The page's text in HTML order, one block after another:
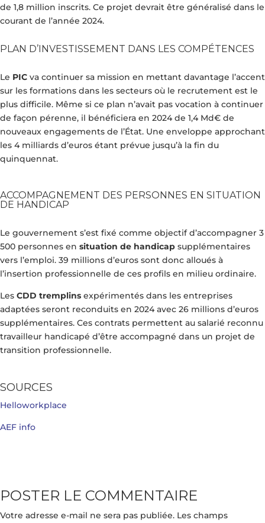
de 1,8 million inscrits. Ce projet devrait être généralisé dans le
courant de l’année 2024.
PLAN D’INVESTISSEMENT DANS LES COMPÉTENCES
Le PIC va continuer sa mission en mettant davantage l’accent
sur les formations dans les secteurs où le recrutement est le
plus difficile. Même si ce plan n’avait pas vocation à continuer
de façon pérenne, il bénéficiera en 2024 de 1,4 Md€ de
nouveaux engagements de l’État. Une enveloppe approchant
les 4 milliards d’euros étant prévue jusqu’à la fin du
quinquennat.
ACCOMPAGNEMENT DES PERSONNES EN SITUATION
DE HANDICAP
Le gouvernement s’est fixé comme objectif d’accompagner 3
500 personnes en situation de handicap supplémentaires
vers l’emploi. 39 millions d’euros sont donc alloués à
l’insertion professionnelle de ces profils en milieu ordinaire.
Les CDD tremplins expérimentés dans les entreprises
adaptées seront reconduits en 2024 avec 26 millions d’euros
supplémentaires. Ces contrats permettent au salarié reconnu
travailleur handicapé d’être accompagné dans un projet de
transition professionnelle.
SOURCES
Helloworkplace
AEF info
POSTER LE COMMENTAIRE
Votre adresse e-mail ne sera pas publiée. Les champs